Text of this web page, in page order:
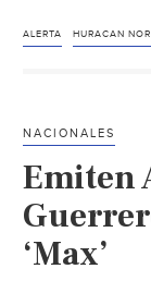
ALERTA HURACAN
NACIONALES
Emiten
‘Max’